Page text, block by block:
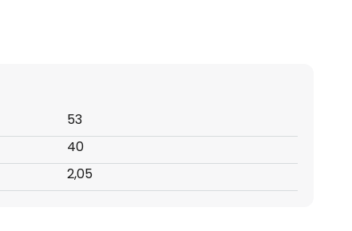
53
40
2,05